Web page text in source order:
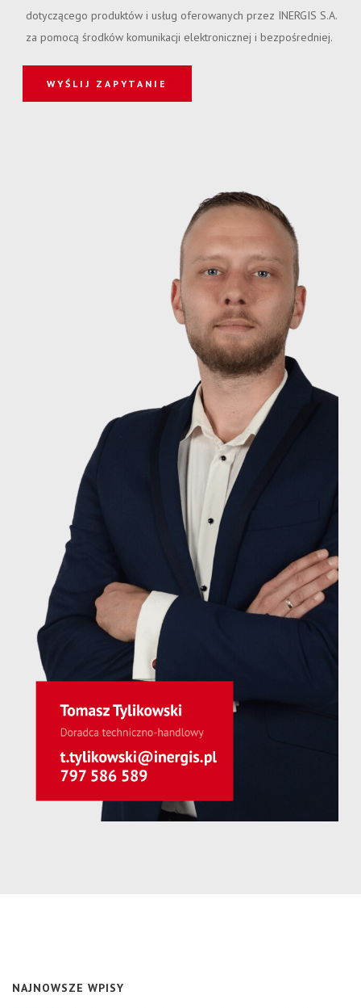
dotyczącego produktów i usług oferowanych przez INERGIS S.A.
za pomocą środków komunikacji elektronicznej i bezpośredniej.
WYŚLIJ ZAPYTANIE
NAJNOWSZE WPISY